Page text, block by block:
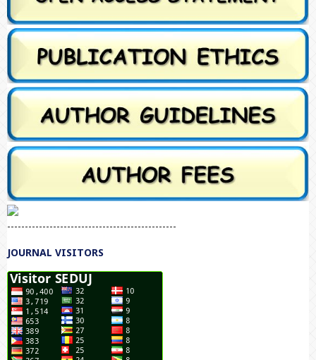
------------------------------------------------
JOURNAL VISITORS